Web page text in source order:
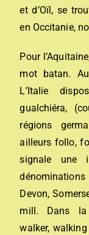
et d’Oïl, se
en Occitanie,
Pour
mot batan.
L’Italie
gualchiéra,
régions
ailleurs follo,
signale une
dénominations
Devon,
mill. Dans
walker,